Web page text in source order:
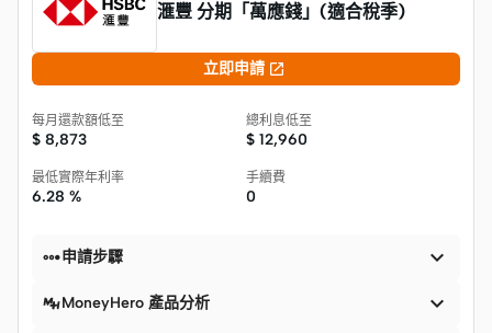
滙豐 分期「萬應錢」(適合稅季)
立即申請 
每月還款額低至
$ 8,873
總利息低至
$ 12,960
最低實際年利率
6.28 %
手續費
0
申請步驟 
MoneyHero 產品分析 